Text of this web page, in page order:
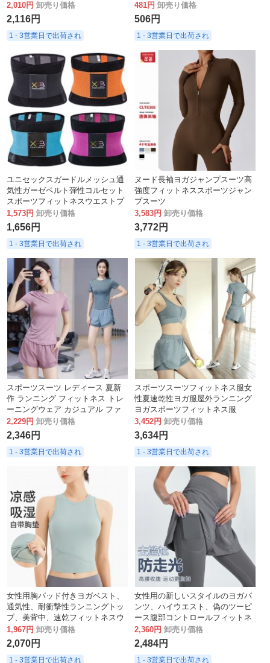
スポーツ 3 点パンツ
2,010円 卸売り価格
2,116円
1 - 3営業日で出荷され
ア、速乾性ヨガTシャツ
481円 卸売り価格
506円
1 - 3営業日で出荷され
ユニセックスガードルメッシュ通
気性ガーゼベルト弾性コルセット
スポーツフィットネスウエストプ
ロテクター腹部ベルトウエストク
リップ
1,573円 卸売り価格
1,656円
1 - 3営業日で出荷され
ヌード長袖ヨガジャンプスーツ高
強度フィットネススポーツジャン
プスーツ
3,583円 卸売り価格
3,772円
1 - 3営業日で出荷され
スポーツスーツ レディース 夏新
作 ランニング フィットネス トレ
ーニングウェア カジュアル ファ
ッション 大きいサイズ 速乾ウェ
ア ヨガウェア
2,229円 卸売り価格
2,346円
1 - 3営業日で出荷され
スポーツスーツフィットネス服女
性夏速乾性ヨガ服屋外ランニング
ヨガスポーツフィットネス服
3,452円 卸売り価格
3,634円
1 - 3営業日で出荷され
女性用胸パッド付きヨガベスト、
通気性、耐衝撃性ランニングトッ
プ、美背中、速乾フィットネスウ
ェア、ノースリーブTシャツ
1,967円 卸売り価格
2,070円
1 - 3営業日で出荷され
女性用の新しいスタイルのヨガパ
ンツ、ハイウエスト、偽のツーピ
ース腹部コントロールフィットネ
スパンツ、速乾性のアウターウェ
ア、タイトフィットのランニング
スポーツパンツ
2,360円 卸売り価格
2,484円
1 - 3営業日で出荷され